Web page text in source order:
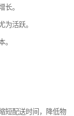
长。
为活跃。
。
短配送时间，降低物